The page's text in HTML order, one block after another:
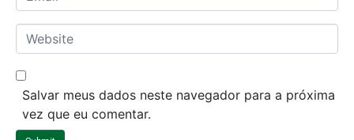
*
m
a
*
W
e
b
t
Salvar meus dados neste navegador para a próxima
vez que eu comentar.